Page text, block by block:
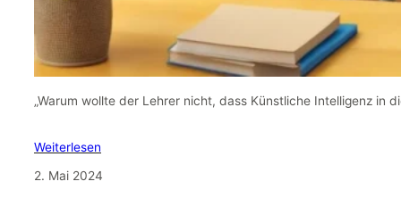
„Warum wollte der Lehrer nicht, dass Künstliche Intelligenz in
Weiterlesen
2. Mai 2024